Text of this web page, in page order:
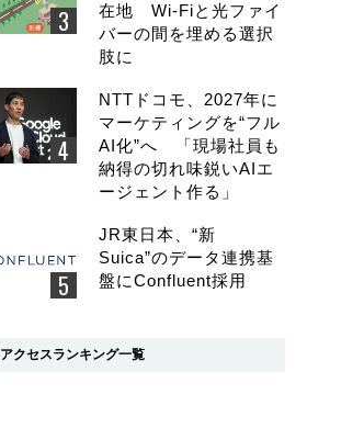
在地 Wi-Fiと光ファイ
バーの間を埋める選択
肢に
NTTドコモ、2027年に
マーケティングを“フル
AI化”へ 「現場社員も
納得の切れ味鋭いAIエ
ージェント作る」
JR東日本、“新
Suica”のデータ連携基
盤にConfluent採用
アクセスランキング一覧